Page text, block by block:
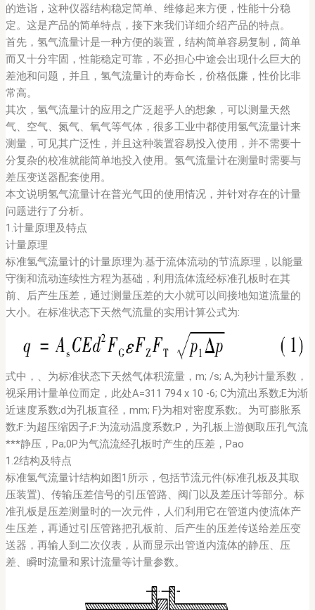
的造诣，这种仪器结构稳定简单、维修起来方便，性能十分稳
定。这是产品的简单特点，接下来我们详细介绍产品的特点。
首先，氢气流量计是一种方便的装置，结构简单容易复制，简单
而又十分牢固，性能稳定可靠，不必担心中途会出现什么巨大的
差池和问题，并且，氢气流量计的寿命长，价格低廉，性价比非
常高。
其次，氢气流量计的应用之广泛超乎人的想象，可以测量天然
气、空气、氮气、氧气等气体，很多工业中都使用氢气流量计来
测量，可见其广泛性，并且这种装置容易投入使用，并不需要十
分复杂的校准就能简单地投入使用。氢气流量计在测量时需要与
差压变送器配套使用。
本文说明氢气流量计在普光气田的使用情况，并针对存在的计量
问题进行了分析。
1.计量原理及特点
计量原理
标准氢气流量计的计量原理为:基于流体流动的节流原理，以能量
守衡和流动连续性方程为基础，利用流体流经标准孔板时在其
前、后产生压差，通过测量压差的大小就可以间接地知道流量的
大小。在标准状态下天然气流量的实用计算公式为:
式中，、为标准状态下天然气体积流量，m; /s; A,为秒计量系数，
视采用计量单位而定，此处A=311 794 x 10 -6; C为流出系数;E为渐
近速度系数;d为孔板直径，mm; F}为相对密度系数;。为可膨胀系
数;F:为超压缩因子;F:为流动温度系数;P，为孔板上游侧取压孔气流
***静压，Pa;0P为气流流经孔板时产生的压差，Pao
1.2结构及特点
标准氢气流量计结构如图1所示，包括节流元件(标准孔板及其取
压装置)、传输压差信号的引压管路、阀门以及差压计等部分。标
准孔板是压差测量时的一次元件，人们利用它在管道内使流体产
生压差，再通过引压管路把孔板前、后产生的压差传送给差压变
送器，再输人到二次仪表，从而显示出管道内流体的静压、压
差、瞬时流量和累计流量等计量参数。